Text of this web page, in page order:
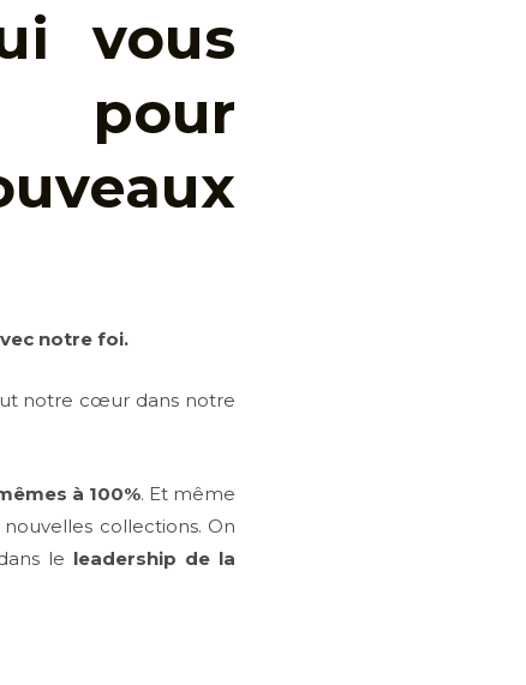
vous
pour
notre foi.
notre cœur dans notre
à 100%. Et même
collections. On
le leadership de la